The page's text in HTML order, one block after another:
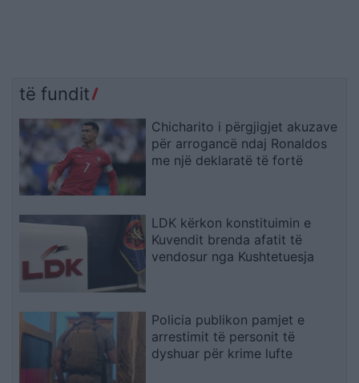
të fundit
Chicharito i përgjigjet akuzave
për arrogancë ndaj Ronaldos
me një deklaratë të fortë
LDK kërkon konstituimin e
Kuvendit brenda afatit të
vendosur nga Kushtetuesja
Policia publikon pamjet e
arrestimit të personit të
dyshuar për krime lufte